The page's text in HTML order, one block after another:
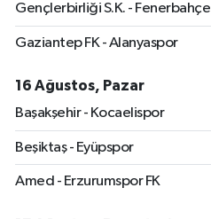
Gençlerbirliği S.K. - Fenerbahçe
Gaziantep FK - Alanyaspor
16 Ağustos, Pazar
Başakşehir - Kocaelispor
Beşiktaş - Eyüpspor
Amed - Erzurumspor FK